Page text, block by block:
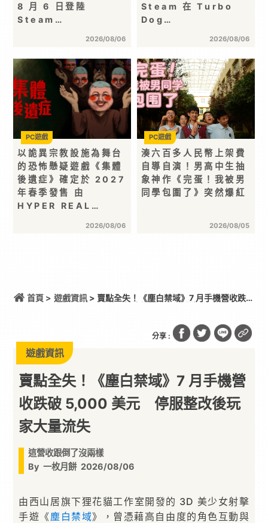
8 月 6 日登陸
Steam…
2026/08/06
Steam 在 Turbo
Dog…
2026/08/06
以詭異宗教設施為舞台
的恐怖懸疑遊戲《集體
後遺症》確定於 2027
年春季發售 由
HYPER REAL…
2026/08/06
PC遊戲
湊六百多人民幣上架費
自導自演！男高中生抽
象神作《完蛋！我被男
同學包圍了》突然爆紅
2026/08/05
PC遊戲
首頁 > 遊戲資訊> 賣點全失！《塵白禁域》7 月手機營收跌破
分享 :
遊戲資訊
賣點全失！《塵白禁域》7 月手機營
收跌破 5,000 美元 停服整改後玩
家大量流失
這營收跟倒了沒兩樣
By 一枚月餅 2026/08/06
由西山居旗下狸花貓工作室開發的 3D 美少女射擊
手遊《塵白禁域》，曾憑藉高自由度的角色互動與